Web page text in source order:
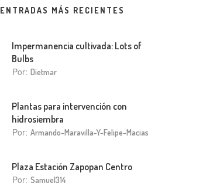
ENTRADAS MÁS RECIENTES
Impermanencia cultivada: Lots of
Bulbs
Por: Dietmar
Plantas para intervención con
hidrosiembra
Por: Armando-Maravilla-Y-Felipe-Macias
Plaza Estación Zapopan Centro
Por: Samuel314